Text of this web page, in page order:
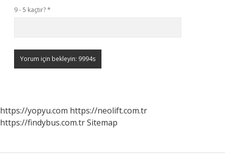
9 - 5 kaçtır?*
https://yopyu.com https://neolift.com.tr
https://findybus.com.trSitemap